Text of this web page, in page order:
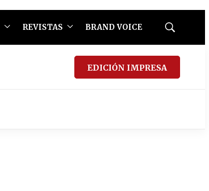
REVISTAS BRAND VOICE
Mostrar
EDICIÓN IMPRESA